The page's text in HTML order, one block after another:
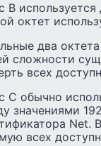
B
октет
два
сложности
всех
C обычно
значениями
Net.
всех